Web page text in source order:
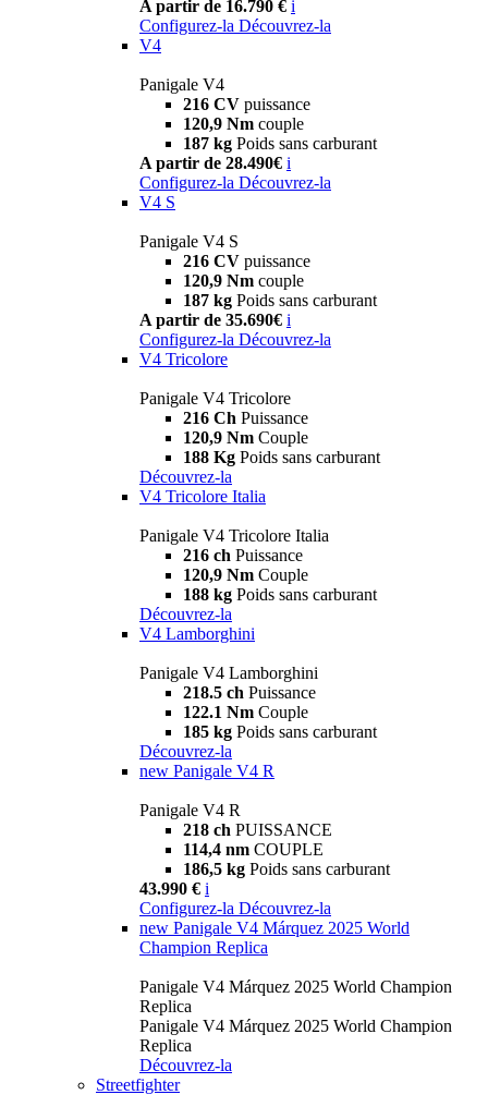
A partir de 16.790 € i
Configurez-la Découvrez-la
V4
Panigale V4
216 CV puissance
120,9 Nm couple
187 kg Poids sans carburant
A partir de 28.490€ i
Configurez-la Découvrez-la
V4 S
Panigale V4 S
216 CV puissance
120,9 Nm couple
187 kg Poids sans carburant
A partir de 35.690€ i
Configurez-la Découvrez-la
V4 Tricolore
Panigale V4 Tricolore
216 Ch Puissance
120,9 Nm Couple
188 Kg Poids sans carburant
Découvrez-la
V4 Tricolore Italia
Panigale V4 Tricolore Italia
216 ch Puissance
120,9 Nm Couple
188 kg Poids sans carburant
Découvrez-la
V4 Lamborghini
Panigale V4 Lamborghini
218.5 ch Puissance
122.1 Nm Couple
185 kg Poids sans carburant
Découvrez-la
new Panigale V4 R
Panigale V4 R
218 ch PUISSANCE
114,4 nm COUPLE
186,5 kg Poids sans carburant
43.990 € i
Configurez-la Découvrez-la
new Panigale V4 Márquez 2025 World
Champion Replica
Panigale V4 Márquez 2025 World Champion
Replica
Panigale V4 Márquez 2025 World Champion
Replica
Découvrez-la
Streetfighter